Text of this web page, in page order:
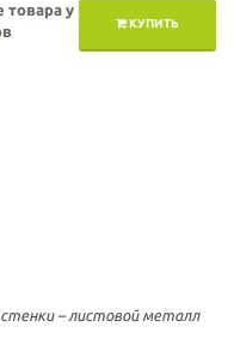
КУПИТЬ
товара у
– листовой металл